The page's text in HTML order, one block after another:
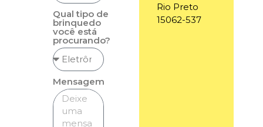
Qual tipo de
brinquedo
você está
procurando?
Mensagem
Rio Preto
15062-537